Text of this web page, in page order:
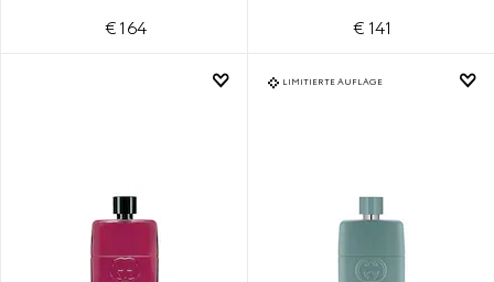
€ 164 € 141
LIMITIERTE AUFLAGE